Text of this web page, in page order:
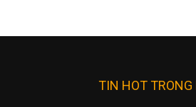
TIN HOT TRONG